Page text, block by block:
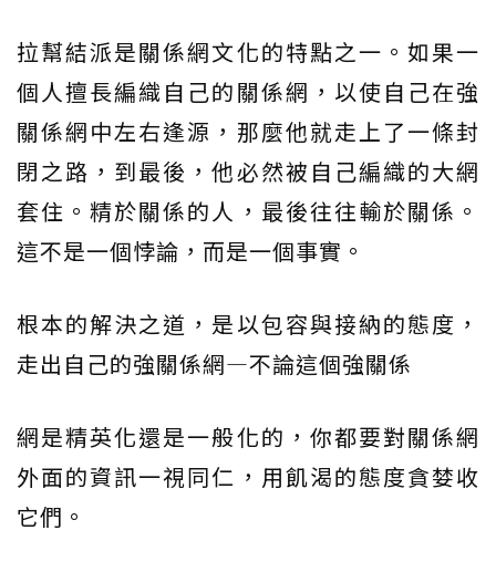
拉幫結派是關係網文化的特點之一。如果一
個人擅長編織自己的關係網，以使自己在強
關係網中左右逢源，那麼他就走上了一條封
閉之路，到最後，他必然被自己編織的大網
套住。精於關係的人，最後往往輸於關係。
這不是一個悖論，而是一個事實。
根本的解決之道，是以包容與接納的態度，
走出自己的強關係網—不論這個強關係
網是精英化還是一般化的，你都要對關係網
外面的資訊一視同仁，用飢渴的態度貪婪收
它們。